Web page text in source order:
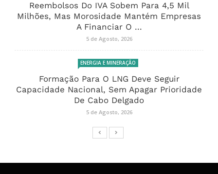
Reembolsos Do IVA Sobem Para 4,5 Mil
Milhões, Mas Morosidade Mantém Empresas
A Financiar O ...
5 de Agosto, 2026
ENERGIA E MINERAÇÃO
Formação Para O LNG Deve Seguir
Capacidade Nacional, Sem Apagar Prioridade
De Cabo Delgado
5 de Agosto, 2026